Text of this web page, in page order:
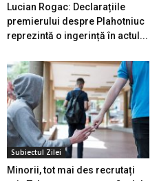
Lucian Rogac: Declarațiile
premierului despre Plahotniuc
reprezintă o ingerință în actul...
Subiectul Zilei
Minorii, tot mai des recrutați